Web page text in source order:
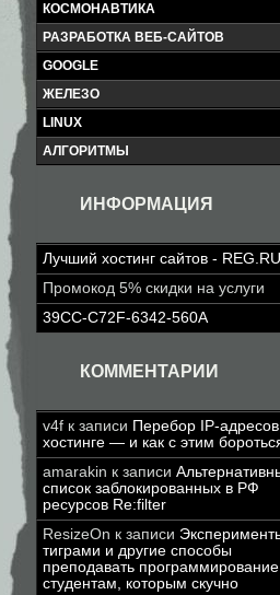
КОСМОНАВТИКА
РАЗРАБОТКА ВЕБ-САЙТОВ
GOOGLE
ЖЕЛЕЗО
LINUX
АЛГОРИТМЫ
ИНФОРМАЦИЯ
Лучший хостинг сайтов - REG.RU
Промокод 5% скидки на услуги
39CC-C72F-6342-560A
КОММЕНТАРИИ
v4f к записи Перебор IP-
хостинге — и как с этим
amarakin к записи
список заблокированных в РФ
ресурсов Re:filter
ResizeOn к записи
тиграми и другие способы
преподавать программирование
студентам, которым скучно